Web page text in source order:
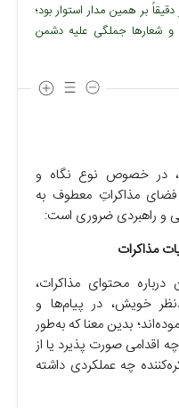
بر همین مدار استوار بود؛
و شعارها جملگی علیه دشمن
در خصوص نوع نگاه و
مذاکراتِ معطوف به
و راهبردی ضروری است:
محتوای مذاکرات،
خویش، در پیام‌ها و
بدین معنا که به‌طور
اقدامی صورت پذیرد یا از
چه عملکردی داشته